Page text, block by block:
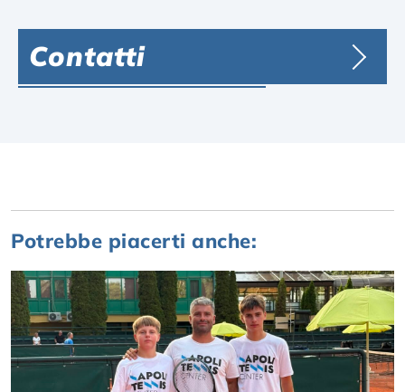
Contatti
Potrebbe piacerti anche: